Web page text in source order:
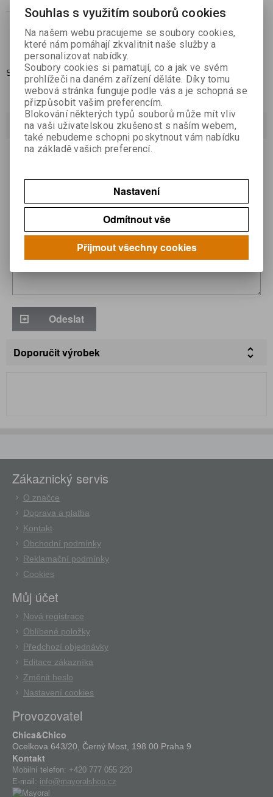

Koupit
Přidat do oblíbených
Skladem:1
Dotaz na výrobek
Váš email *
Váš dotaz *
Odeslat
Doporučit výrobek
Zákaznický servis
O značce
Doprava a platba
Kontakt
Obchodní podmínky
Reklamační podmínky
Cookies
Můj účet
Nová registrace
Oblíbené položky
Předchozí objednávky
Editace zákazníka
Změnit heslo
Nastavení cookies
Provozovatel
Chica&Chico
Ocelkova 643/20, Černý Most, 198 00 Praha 9
Kontakt
Mobilní telefon: +420 777 055 220
E-mail: info@mayoralshop.cz
Souhlas s využitím souborů cookies
Na našem webu pracujeme se soubory cookies,
které nám pomáhají zkvalitnit naše služby a
personalizovat nabídky.
Soubory cookies si pamatují, co a jak ve svém
prohlížeči na daném zařízení děláte. Díky tomu
webová stránka funguje podle vás a je schopná se
přizpůsobit vašim preferencím.
Blokování některých typů souborů může mít vliv
na vaši uživatelskou zkušenost s naším webem,
také nebudeme schopni poskytnout vám nabídku
na základě vašich preferencí.
Nastavení
Odmítnout vše
Přijmout všechny cookies